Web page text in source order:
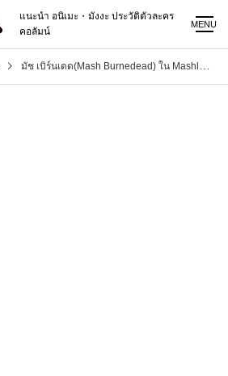
แนะนำ อนิเมะ・มังงะ ประวัติตัวละคร
คอลัมน์
MENU
มัช เบิร์นเดด(Mash Burnedead) ใน Mashle ศึกโลกเวทมนตร์คนพลังกล้าม ข้อมูลตัวละคร หรือประวัติส่วนตัว【Mashle: Magic and Muscles】